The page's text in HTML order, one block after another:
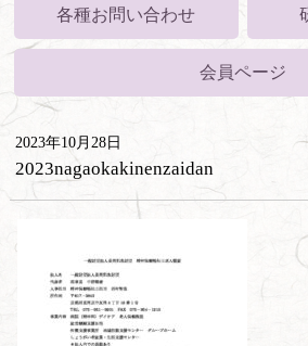
各種お問い合わせ
会員ページ
2023年10月28日
2023nagaokakinenzaidan